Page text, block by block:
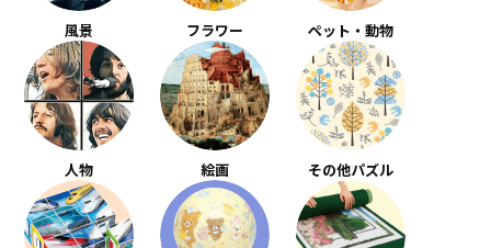
風景 フラワー ペット・動物
人物 絵画 その他パズル